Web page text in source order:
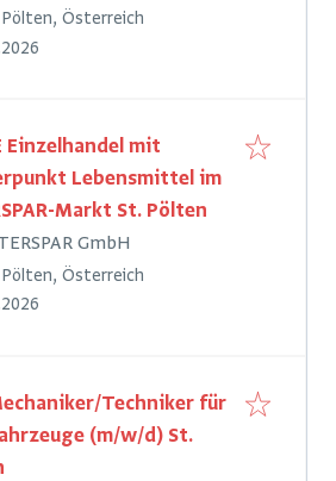
Österreich
Einzelhandel mit
Lebensmittel im
Markt St. Pölten
GmbH
Österreich
Techniker für
(m/w/d) St.